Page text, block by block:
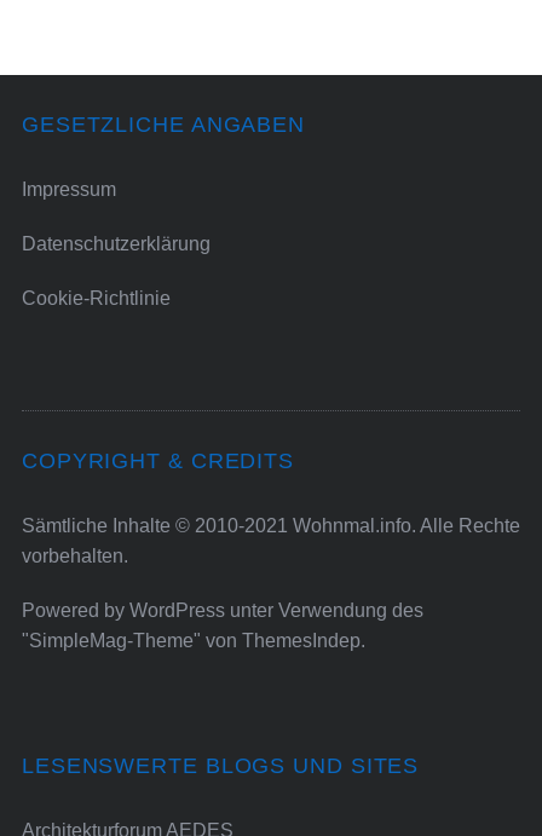
GESETZLICHE ANGABEN
Impressum
Datenschutzerklärung
Cookie-Richtlinie
COPYRIGHT & CREDITS
Sämtliche Inhalte © 2010-2021 Wohnmal.info. Alle Rechte
vorbehalten.
Powered by WordPressunter Verwendung des
"SimpleMag-Theme" von ThemesIndep.
LESENSWERTE BLOGS UND SITES
Architekturforum AEDES